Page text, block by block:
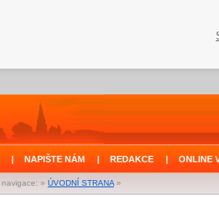
| NAPIŠTE NÁM | REDAKCE | ONLINE
navigace: » ÚVODNÍ STRANA »